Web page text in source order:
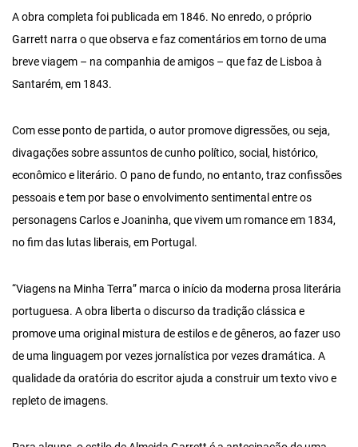
A obra completa foi publicada em 1846. No enredo, o próprio
Garrett narra o que observa e faz comentários em torno de uma
breve viagem – na companhia de amigos – que faz de Lisboa à
Santarém, em 1843.
Com esse ponto de partida, o autor promove digressões, ou seja,
divagações sobre assuntos de cunho político, social, histórico,
econômico e literário. O pano de fundo, no entanto, traz confissões
pessoais e tem por base o envolvimento sentimental entre os
personagens Carlos e Joaninha, que vivem um romance em 1834,
no fim das lutas liberais, em Portugal.
“Viagens na Minha Terra” marca o início da moderna prosa literária
portuguesa. A obra liberta o discurso da tradição clássica e
promove uma original mistura de estilos e de gêneros, ao fazer uso
de uma linguagem por vezes jornalística por vezes dramática. A
qualidade da oratória do escritor ajuda a construir um texto vivo e
repleto de imagens.